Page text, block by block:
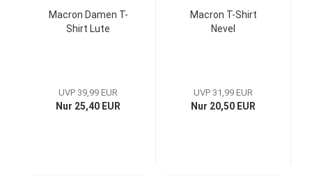
Macron Damen T-
Shirt Lute
UVP 39,99 EUR
Nur 25,40 EUR
Macron T-Shirt
Nevel
UVP 31,99 EUR
Nur 20,50 EUR